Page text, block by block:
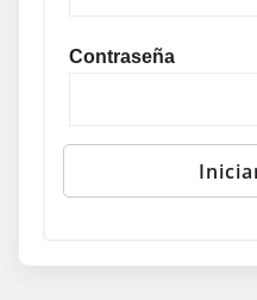
Contraseña